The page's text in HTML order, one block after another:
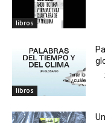
libros
libros